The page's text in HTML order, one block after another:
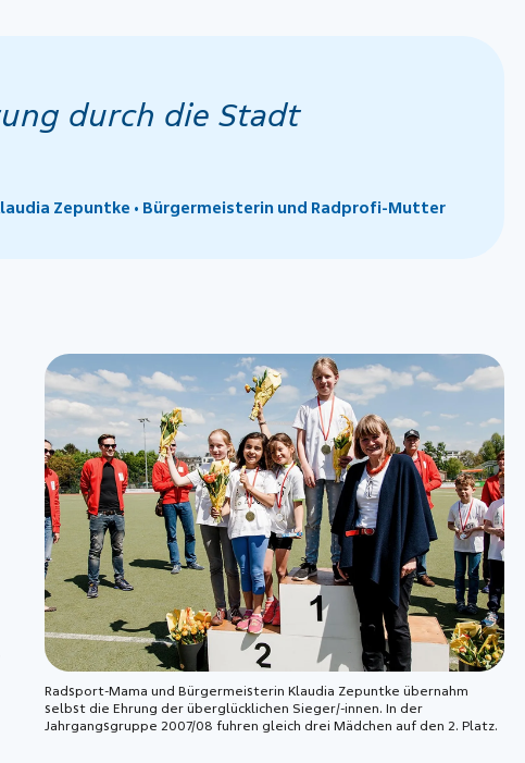
durch die Stadt
Zepuntke • Bürgermeisterin und Radprofi-Mutter
Radsport-Mama und Bürgermeisterin Klaudia Zepuntke übernahm
selbst die Ehrung der überglücklichen Sieger/-innen. In der
Jahrgangsgruppe 2007/08 fuhren gleich drei Mädchen auf den 2. Platz.